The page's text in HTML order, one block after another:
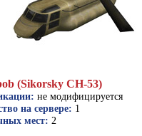
(Sikorsky CH-53)
не модифицируется
на сервере: 1
мест: 2